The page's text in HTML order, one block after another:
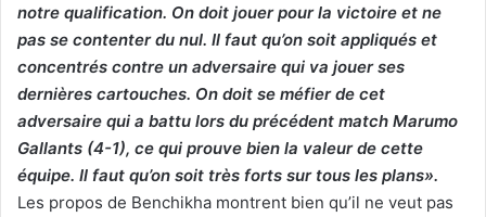
notre qualification. On doit jouer pour la victoire et ne
pas se contenter du nul. Il faut qu’on soit appliqués et
concentrés contre un adversaire qui va jouer ses
dernières cartouches. On doit se méfier de cet
adversaire qui a battu lors du précédent match Marumo
Gallants (4-1), ce qui prouve bien la valeur de cette
équipe. Il faut qu’on soit très forts sur tous les plans».
Les propos de Benchikha montrent bien qu’il ne veut pas